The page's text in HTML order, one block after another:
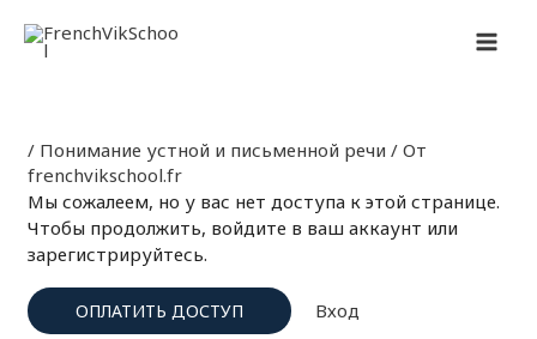
содержимому
/ Понимание устной и письменной речи / От
frenchvikschool.fr
Мы сожалеем, но у вас нет доступа к этой странице.
Чтобы продолжить, войдите в ваш аккаунт или
зарегистрируйтесь.
ОПЛАТИТЬ ДОСТУП Вход
по
записям